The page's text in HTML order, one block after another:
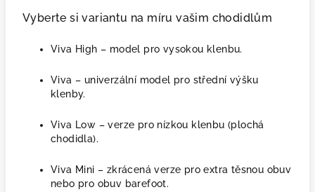
Vyberte si variantu na míru vašim chodidlům
Viva High – model pro vysokou klenbu.
Viva – univerzální model pro střední výšku
klenby.
Viva Low – verze pro nízkou klenbu (plochá
chodidla).
Viva Mini – zkrácená verze pro extra těsnou obuv
nebo pro obuv barefoot.